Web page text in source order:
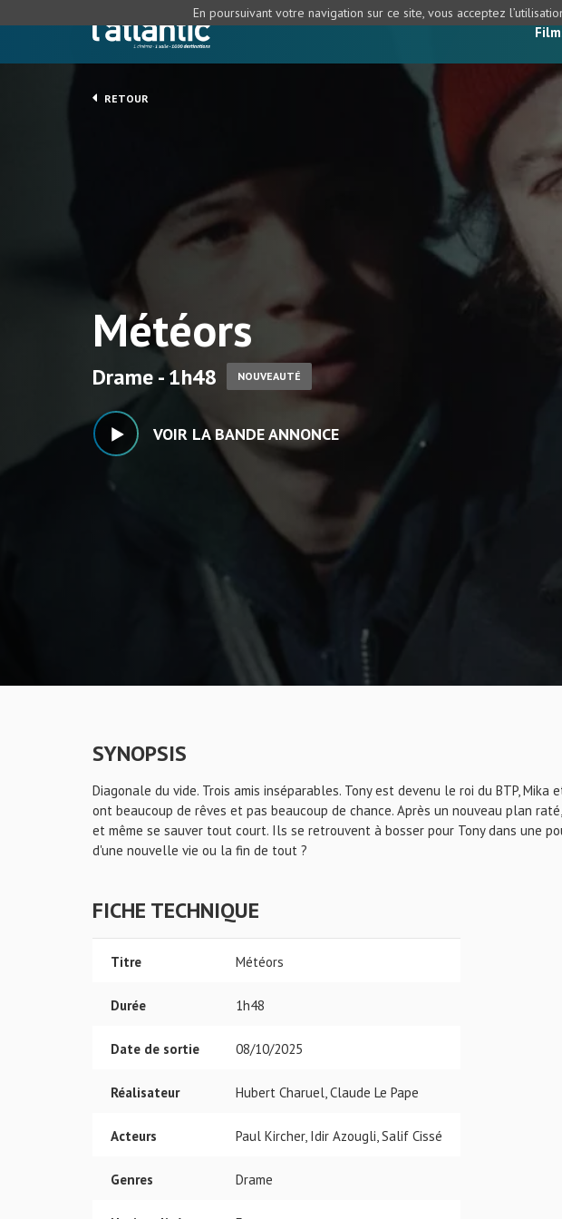
RETOUR
Météors
Drame - 1h48 NOUVEAUTÉ
VOIR LA BANDE ANNONCE
SYNOPSIS
Diagonale du vide. Trois amis inséparables. Tony est devenu le roi du BTP,
ont beaucoup de rêves et pas beaucoup de chance. Après un nouveau plan
et même se sauver tout court. Ils se retrouvent à bosser pour Tony dans une
d'une nouvelle vie ou la fin de tout ?
FICHE TECHNIQUE
Titre Météors
Durée 1h48
Date de sortie 08/10/2025
Réalisateur Hubert Charuel, Claude Le Pape
Acteurs Paul Kircher, Idir Azougli, Salif Cissé
Genres Drame
En poursuivant votre navigation sur ce site, vous acceptez